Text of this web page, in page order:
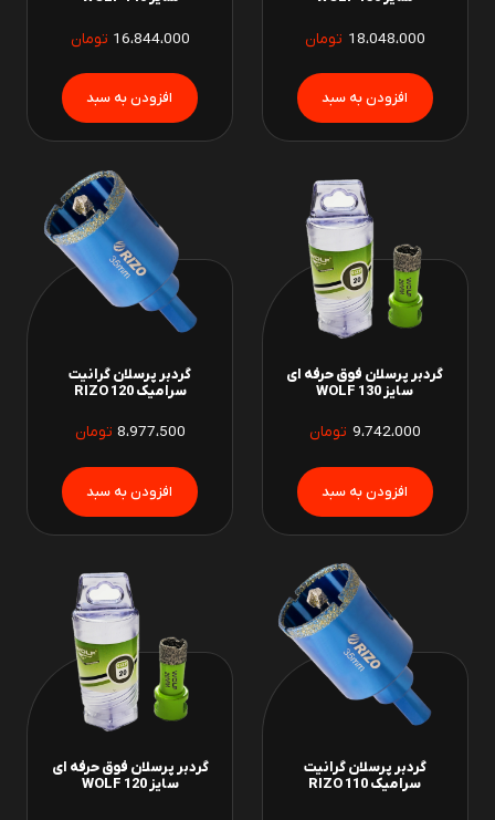
18،048،000 تومان 16،844،000 تومان
گردبر پرسلان فوق حرفه ای
سایز 130 WOLF
9،742،000 تومان
گردبر پرسلان گرانیت
سرامیک 120 RIZO
8،977،500 تومان
گردبر پرسلان گرانیت
سرامیک 110 RIZO
گردبر پرسلان فوق حرفه ای
سایز 120 WOLF